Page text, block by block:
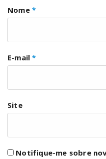
Nome *
E-mail*
Site
Notifique-me sobre